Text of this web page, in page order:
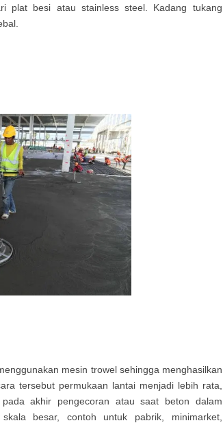
plat besi atau stainless steel. Kadang tukang
mesin trowel sehingga menghasilkan
tersebut permukaan lantai menjadi lebih rata,
akhir pengecoran atau saat beton dalam
besar, contoh untuk pabrik, minimarket,